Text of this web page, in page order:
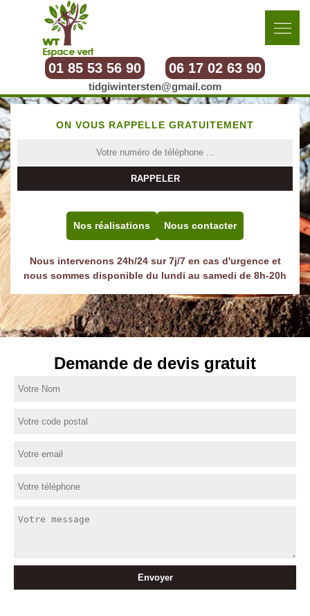
01 85 53 56 90 06 17 02 63 90
tidgiwintersten@gmail.com
ON VOUS RAPPELLE GRATUITEMENT
Nos réalisations Nous contacter
Nous intervenons 24h/24 sur 7j/7 en cas d'urgence et
nous sommes disponible du lundi au samedi de 8h-20h
Demande de devis gratuit